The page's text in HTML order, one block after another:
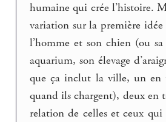
humaine qui crée l’histoire.
variation sur la première
l’homme et son chien (ou
aquarium, son élevage
que ça inclut la ville, un en
quand ils chargent), deux en
relation de celles et ceux